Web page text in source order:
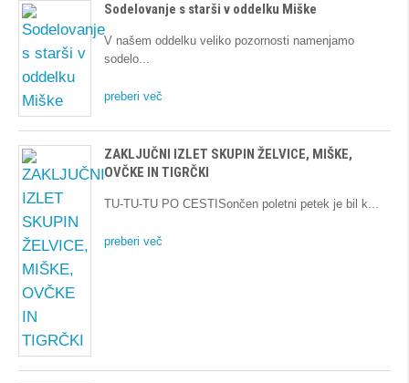
Sodelovanje s starši v oddelku Miške
V našem oddelku veliko pozornosti namenjamo
sodelo
preberi več
ZAKLJUČNI IZLET SKUPIN ŽELVICE, MIŠKE,
OVČKE IN TIGRČKI
TU-TU-TU PO CESTISončen poletni petek je bil k
preberi več